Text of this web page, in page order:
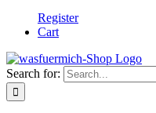
Register
Cart
Search for: